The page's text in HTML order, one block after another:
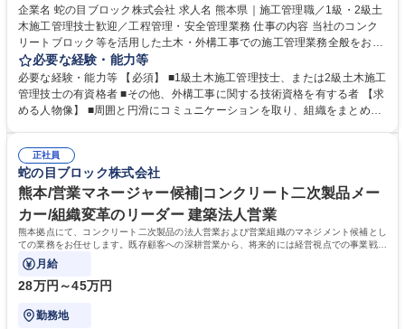
企業名 蛇の目ブロック株式会社 求人名 熊本県｜施工管理職／1級・2級土
木施工管理技士歓迎／工程管理・安全管理業務 仕事の内容 当社のコンク
リートブロック等を活用した土木・外構工事での施工管理業務全般をお任
せします。具体的には、施工計画の策定、図面の確認、協力業者や資材の
手配、現場での工程・安全・品質管理などを行います。 官公庁や民間企業
からの案件に対し、安全かつ円滑に工事が進むよう現場監督として指揮し
ていただきます。熊本県内の案件を中心に、経験に応じて規模の小さな案
変更範囲】当社の指定する業務 募集職種 熊本県｜施工管理職／1級・2級
土木施工管理技士歓迎／工程管理・安全管理業務
必要な経験・能力等
必要な経験・能力等 【必須】 ■1級土木施工管理技士、または2級土木施工
管理技士の有資格者 ■その他、外構工事に関する技術資格を有する者 【求
める人物像】 ■周囲と円滑にコミュニケーションを取り、組織をまとめる
正社員
蛇の目ブロック株式会社
熊本/営業マネージャー候補|コンクリート二次製品メー
カー/組織変革のリーダー 建築法人営業
熊本拠点にて、コンクリート二次製品の法人営業および営業組織のマネジメント候補とし
ての業務をお任せします。既存顧客への深耕営業から、将来的には経営視点での事業戦略
の立案まで担う重要なポジションです。
月給
28万円～45万円
勤務地